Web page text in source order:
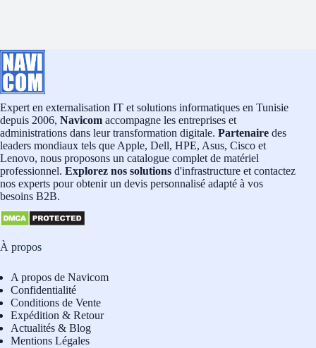
Expert en externalisation IT et solutions informatiques en Tunisie
depuis 2006, Navicom accompagne les entreprises et
administrations dans leur transformation digitale. Partenaire des
leaders mondiaux tels que Apple, Dell, HPE, Asus, Cisco et
Lenovo, nous proposons un catalogue complet de matériel
professionnel. Explorez nos solutions d'infrastructure et contactez
nos experts pour obtenir un devis personnalisé adapté à vos
besoins B2B.
À propos
A propos de Navicom
Confidentialité
Conditions de Vente
Expédition & Retour
Actualités & Blog
Mentions Légales